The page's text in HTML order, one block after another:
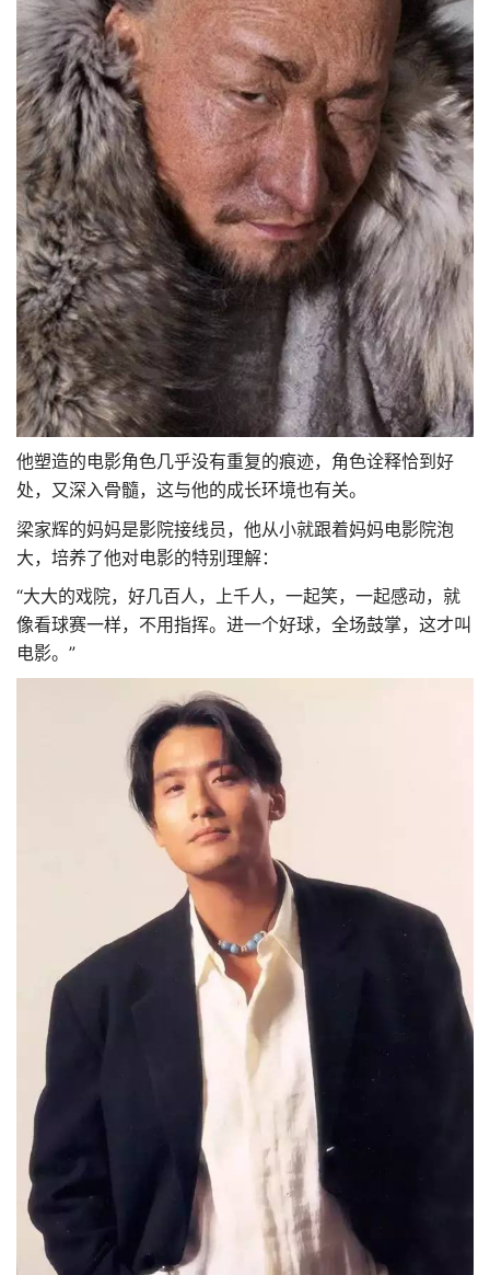
他塑造的电影角色几乎没有重复的痕迹，角色诠释恰到好
处，又深入骨髓，这与他的成长环境也有关。
梁家辉的妈妈是影院接线员，他从小就跟着妈妈电影院泡
大，培养了他对电影的特别理解：
“大大的戏院，好几百人，上千人，一起笑，一起感动，就
像看球赛一样，不用指挥。进一个好球，全场鼓掌，这才叫
电影。”